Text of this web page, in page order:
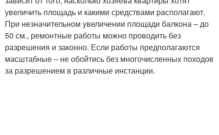
увеличить площадь и какими средствами располагают.
При незначительном увеличении площади балкона – до
50 см., ремонтные работы можно проводить без
разрешения и законно. Если работы предполагаются
масштабные – не обойтись без многочисленных походов
за разрешением в различные инстанции.